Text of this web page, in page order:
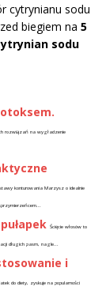
cytrynianu sodu
biegiem na 5
sodu
rozwiązań na wygładzenie
konturowania Marzysz o idealnie
Ścięcie włosów to
długich pasm, nagle...
i
do diety, zyskuje na popularności